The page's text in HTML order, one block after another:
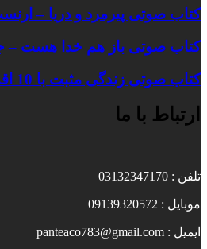
کتاب صوتی پیرمرد و دریا –
کتاب صوتی باز هم خدا هست –
کتاب صوتی زندگی مثبت با 10 اقدام – ویندی درایدن
ارتباط با ما
تلفن : 03132347170
موبایل : 09139320572
ایمیل : panteaco783@gmail.com